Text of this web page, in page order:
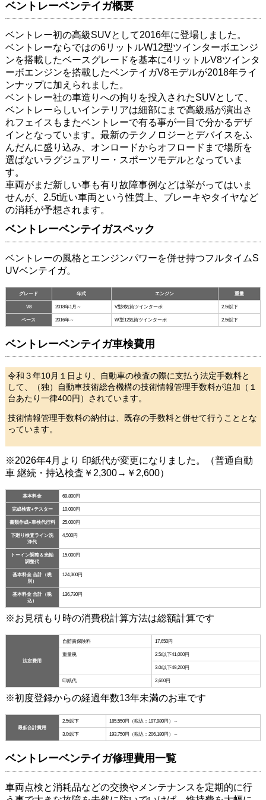
ベントレーベンテイガ概要
ベントレー初の高級SUVとして2016年に登場しました。
ベントレーならではの6リットルW12型ツインターボエンジ
ンを搭載したベースグレードを基本に4リットルV8ツインタ
ーボエンジンを搭載したベンテイガV8モデルが2018年ライ
ンナップに加えられました。
ベントレー社の車造りへの拘りを投入されたSUVとして、
ベントレーらしいインテリアは細部にまで高級感が演出さ
れフェイスもまたベントレーで有る事が一目で分かるデザ
インとなっています。最新のテクノロジーとデバイスをふ
んだんに盛り込み、オンロードからオフロードまで場所を
選ばないラグジュアリー・スポーツモデルとなっていま
す。
車両がまだ新しい事も有り故障事例などは挙がってはいま
せんが、2.5t近い車両という性質上、ブレーキやタイヤなど
の消耗が予想されます。
ベントレーベンテイガスペック
ベントレーの風格とエンジンパワーを併せ持つフルタイムS
UVベンテイガ。
グレード 年式 エンジン 重量
V8 2018年1月～ V型8気筒ツインターボ 2.5t以下
ベース 2016年～ W型12気筒ツインターボ 2.5t以下
ベントレーベンテイガ車検費用
令和３年10月１日より、自動車の検査の際に支払う法定手数料と
して、
（独）自動車技術総合機構の技術情報管理手数料が追加（１
台あたり一律400円）されています。
技術情報管理手数料の納付は、既存の手数料と併せて行うこととな
っています。
※2026年4月より 印紙代が変更になりました。（普通自動
車 継続・持込検査￥2,300→￥2,600）
基本料金 69,800円
完成検査+テスター 10,000円
書類作成+車検代行料 25,000円
下廻り検査ライン洗
浄代
4,500円
トーイン調整＆光軸
調整代
15,000円
基本料金 合計（税
別）
124,300円
基本料金 合計（税
込）
136,730円
※お見積もり時の消費税計算方法は総額計算です
法定費用
自賠責保険料 17,650円
重量税 2.5t以下41,000円
3.0t以下49,200円
印紙代 2,600円
※初度登録からの経過年数13年未満のお車です
最低合計費用
2.5t以下 185,550円（税込：197,980円）～
3.0t以下 193,750円（税込：206,180円）～
ベントレーベンテイガ修理費用一覧
車両点検と消耗品などの交換やメンテナンスを定期的に行